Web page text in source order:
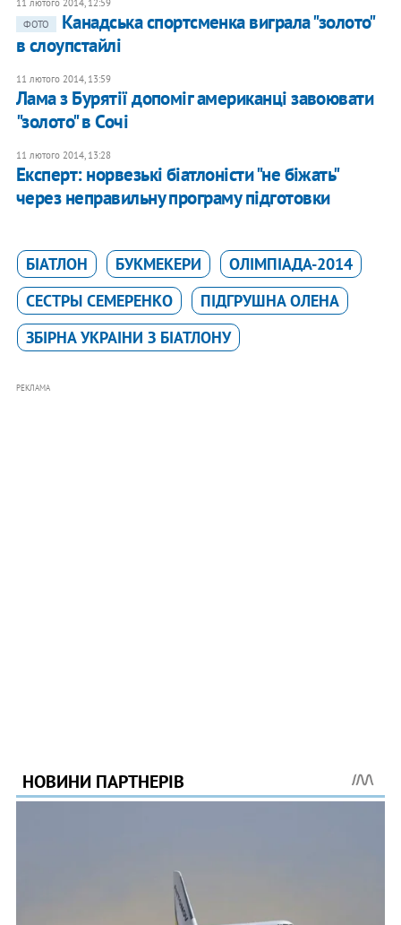
11 лютого 2014, 12:59
ФОТО
Канадська спортсменка виграла "золото"
в слоупстайлі
11 лютого 2014, 13:59
Лама з Бурятії допоміг американці завоювати
"золото" в Сочі
11 лютого 2014, 13:28
Експерт: норвезькі біатлоністи "не біжать"
через неправильну програму підготовки
БІАТЛОН БУКМЕКЕРИ
ОЛІМПІАДА-2014
СЕСТРЫ СЕМЕРЕНКО
ПІДГРУШНА ОЛЕНА
ЗБIРНА УКРАIНИ З БIАТЛОНУ
РЕКЛАМА